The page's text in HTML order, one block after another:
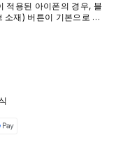
적용된 아이폰의 경우, 블
소재) 버튼이 기본으로 장